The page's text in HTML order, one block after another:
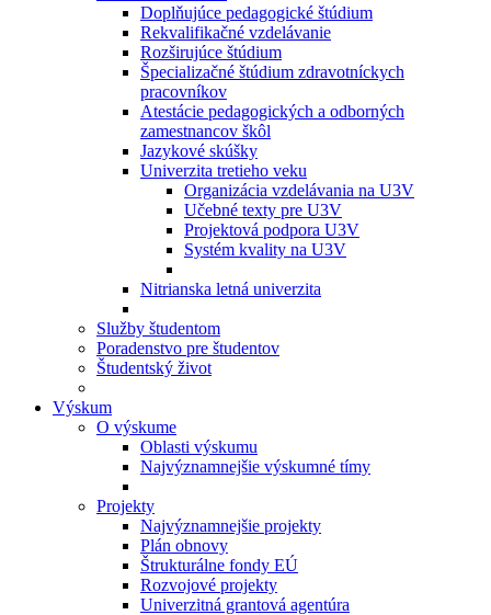
Doplňujúce pedagogické štúdium
Rekvalifikačné vzdelávanie
Rozširujúce štúdium
Špecializačné štúdium zdravotníckych
pracovníkov
Atestácie pedagogických a odborných
zamestnancov škôl
Jazykové skúšky
Univerzita tretieho veku
Organizácia vzdelávania na U3V
Učebné texty pre U3V
Projektová podpora U3V
Systém kvality na U3V
Nitrianska letná univerzita
Služby študentom
Poradenstvo pre študentov
Študentský život
Výskum
O výskume
Oblasti výskumu
Najvýznamnejšie výskumné tímy
Projekty
Najvýznamnejšie projekty
Plán obnovy
Štrukturálne fondy EÚ
Rozvojové projekty
Univerzitná grantová agentúra